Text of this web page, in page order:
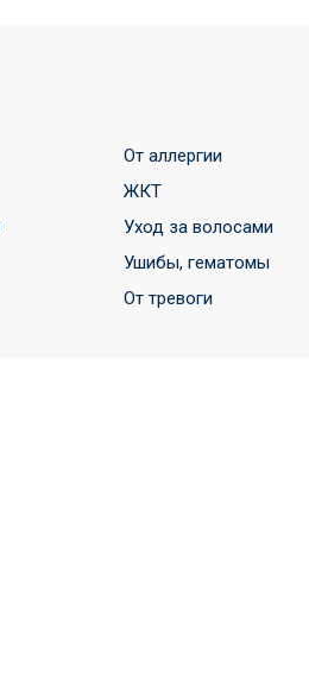
От аллергии
ЖКТ
Уход за волосами
Ушибы, гематомы
От тревоги